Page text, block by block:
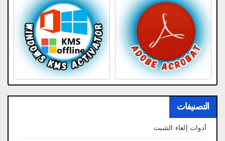
التصنيفات
أدوات إلغاء التثبيت